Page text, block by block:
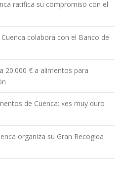
ratifica su compromiso con el
colabora con el Banco de
20.000 € a alimentos para
de Cuenca: «es muy duro
organiza su Gran Recogida